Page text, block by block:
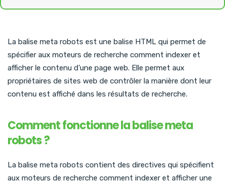
La balise meta robots est une balise HTML qui permet de
spécifier aux moteurs de recherche comment indexer et
afficher le contenu d’une page web. Elle permet aux
propriétaires de sites web de contrôler la manière dont leur
contenu est affiché dans les résultats de recherche.
Comment fonctionne la balise meta
robots ?
La balise meta robots contient des directives qui spécifient
aux moteurs de recherche comment indexer et afficher une